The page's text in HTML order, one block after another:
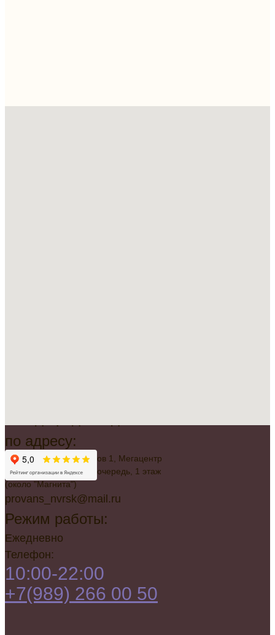
по адресу:
г. Новороссийск, Советов 1, Мегацентр
"Красная Площадь", 2 очередь, 1 этаж
(около "Магнита")
provans_nvrsk@mail.ru
Режим работы:
Ежедневно
Телефон:
10:00-22:00
+7(989) 266 00 50